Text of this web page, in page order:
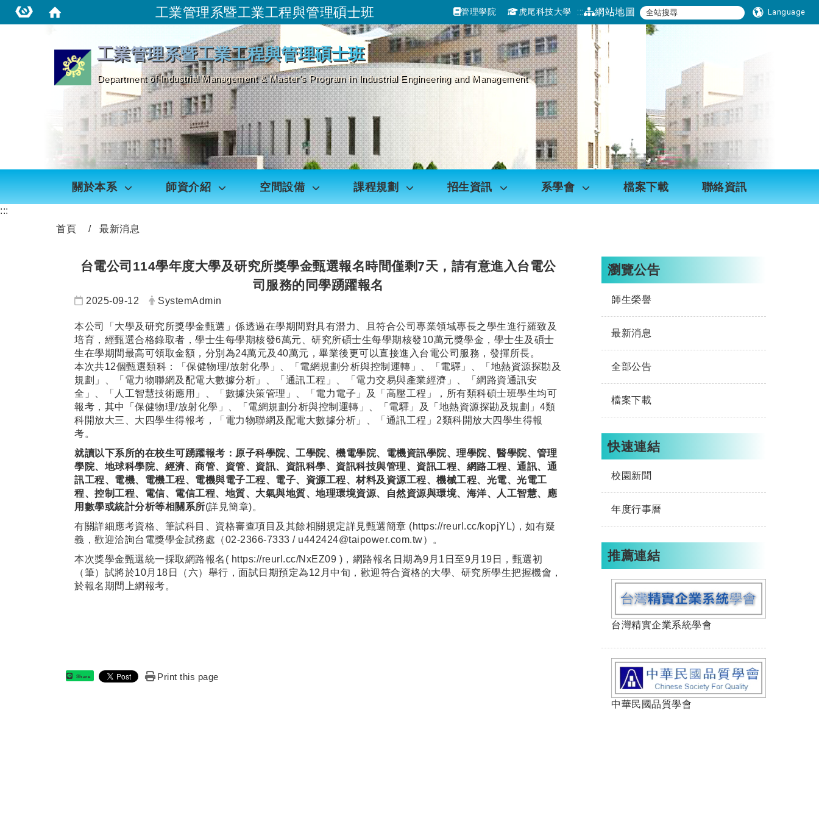
工業管理系暨工業工程與管理碩士班 管理學院 虎尾科技大學 ::: 網站地圖 Language
跳到主要內容
工業管理系暨工業工程與管理碩士班
Department of Industrial Management & Master's Program in Industrial Engineering and Management
關於本系 師資介紹 空間設備 課程規劃 招生資訊 系學會 檔案下載 聯絡資訊
:::
首頁
最新消息
台電公司114學年度大學及研究所獎學金甄選報名時間僅剩7天，請有意進入台電公
司服務的同學踴躍報名
日期：
2025-09-12 發布者：
SystemAdmin
本公司「大學及研究所獎學金甄選」係透過在學期間對具有潛力、且符合公司專業領域專長之學生進行羅致及
培育，經甄選合格錄取者，學士生每學期核發6萬元、研究所碩士生每學期核發10萬元獎學金，學士生及碩士
生在學期間最高可領取金額，分別為24萬元及40萬元，畢業後更可以直接進入台電公司服務，發揮所長。
本次共12個甄選類科：「保健物理/放射化學」、「電網規劃分析與控制運轉」、「電驛」、「地熱資源探勘及
規劃」、「電力物聯網及配電大數據分析」、「通訊工程」、「電力交易與產業經濟」、「網路資通訊安
全」、「人工智慧技術應用」、「數據決策管理」、「電力電子」及「高壓工程」，所有類科碩士班學生均可
報考，其中「保健物理/放射化學」、「電網規劃分析與控制運轉」、「電驛」及「地熱資源探勘及規劃」4類
科開放大三、大四學生得報考，「電力物聯網及配電大數據分析」、「通訊工程」2類科開放大四學生得報
考。
就讀以下系所的在校生可踴躍報考：原子科學院、工學院、機電學院、電機資訊學院、理學院、醫學院、管理
學院、地球科學院、經濟、商管、資管、資訊、資訊科學、資訊科技與管理、資訊工程、網路工程、通訊、通
訊工程、電機、電機工程、電機與電子工程、電子、資源工程、材料及資源工程、機械工程、光電、光電工
程、控制工程、電信、電信工程、地質、大氣與地質、地理環境資源、自然資源與環境、海洋、人工智慧、應
用數學或統計分析等相關系所(詳見簡章)。
有關詳細應考資格、筆試科目、資格審查項目及其餘相關規定詳見甄選簡章 (https://reurl.cc/kopjYL)，如有疑
義，歡迎洽詢台電獎學金試務處（02-2366-7333 / u442424@taipower.com.tw）。
本次獎學金甄選統一採取網路報名( https://reurl.cc/NxEZ09 )，網路報名日期為9月1日至9月19日，甄選初
（筆）試將於10月18日（六）舉行，面試日期預定為12月中旬，歡迎符合資格的大學、研究所學生把握機會，
於報名期間上網報考。
Share Print this page
瀏覽公告
師生榮譽
最新消息
全部公告
檔案下載
快速連結
校園新聞
年度行事曆
推薦連結
台灣精實企業系統學會
中華民國品質學會